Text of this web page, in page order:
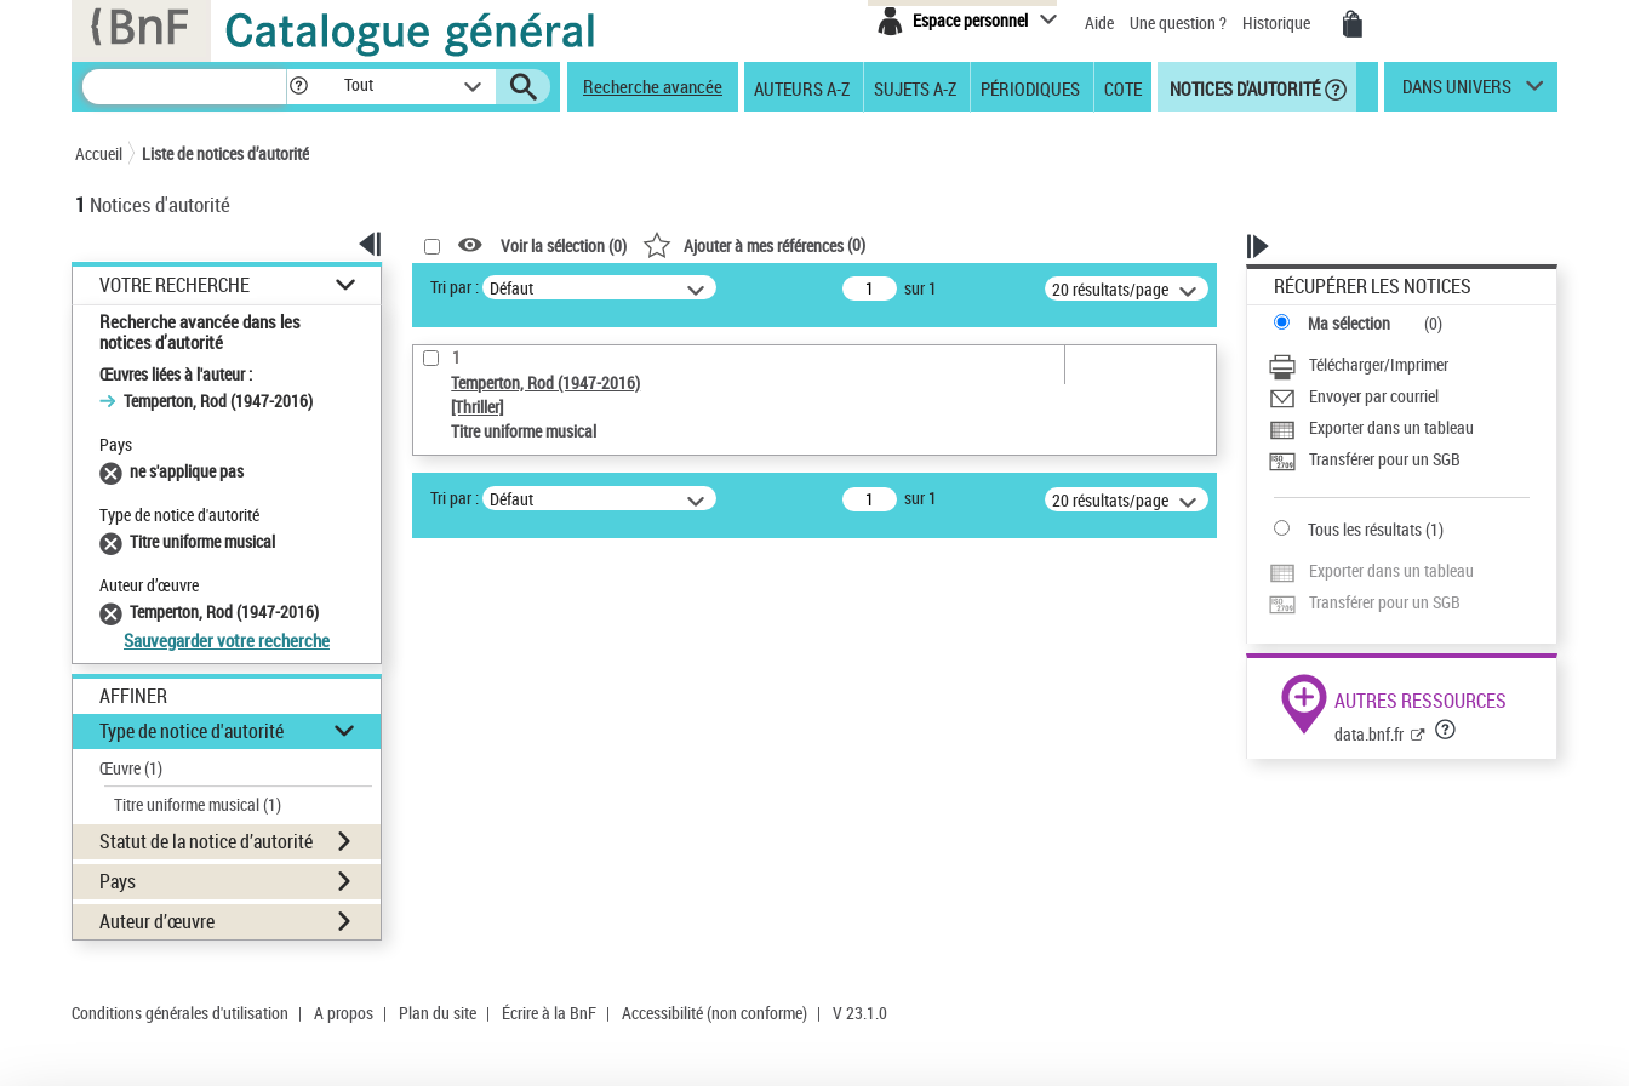
Espace personnel Aide Une question ? Historique
Tout Recherche avancée AUTEURS A-Z SUJETS A-Z PÉRIODIQUES COTE NOTICES D'AUTORITÉ DANS UNIVERS
Accueil Liste de notices d’autorité
1 Notices d'autorité
VOTRE RECHERCHE
Recherche avancée dans les
notices d’autorité
Œuvres liées à l'auteur :
Temperton, Rod (1947-2016)
Pays
ne s'applique pas
Type de notice d'autorité
Titre uniforme musical
Auteur d’œuvre
Temperton, Rod (1947-2016)
Sauvegarder votre recherche
AFFINER
Type de notice d'autorité
Œuvre(1)
Titre uniforme musical(1)
Statut de la notice d’autorité
Pays
Auteur d’œuvre
Voir la sélection (0) Ajouter à mes références(0)
Tri par : Défaut sur 1 20 résultats/page
1
Temperton, Rod (1947-2016)
[Thriller]
Titre uniforme musical
Tri par : Défaut sur 1 20 résultats/page
RÉCUPÉRER LES NOTICES
Ma sélection (0)
Télécharger/Imprimer
Envoyer par courriel
Exporter dans un tableau
Transférer pour un SGB
Tous les résultats(1)
Exporter dans un tableau
Transférer pour un SGB
AUTRES RESSOURCES
data.bnf.fr
Conditions générales d'utilisation | A propos | Plan du site | Écrire à la BnF | Accessibilité (non conforme) | V 23.1.0
Panneau de gestion des cookies